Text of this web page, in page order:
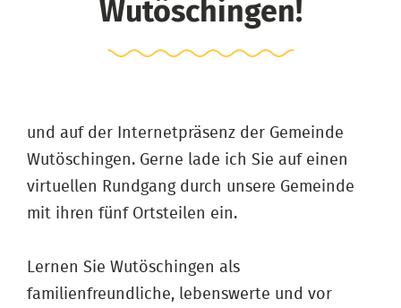
Wutöschingen!
und auf der Internetpräsenz der Gemeinde
Wutöschingen. Gerne lade ich Sie auf einen
virtuellen Rundgang durch unsere Gemeinde
mit ihren fünf Ortsteilen ein.
Lernen Sie Wutöschingen als
familienfreundliche, lebenswerte und vor